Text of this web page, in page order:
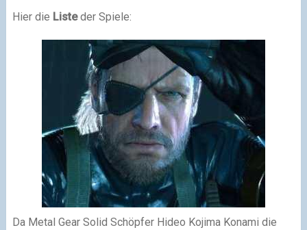
Hier die Listeder Spiele:
Da Metal Gear Solid Schöpfer Hideo Kojima Konami die